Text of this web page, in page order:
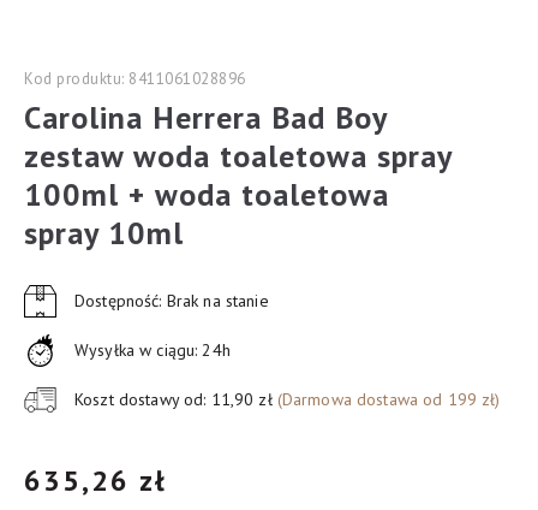
Kod produktu: 8411061028896
Carolina Herrera Bad Boy
zestaw woda toaletowa spray
100ml + woda toaletowa
spray 10ml
Dostępność: Brak na stanie
Wysyłka w ciągu: 24h
Koszt dostawy od: 11,90 zł (Darmowa dostawa od 199 zł)
635,26 zł